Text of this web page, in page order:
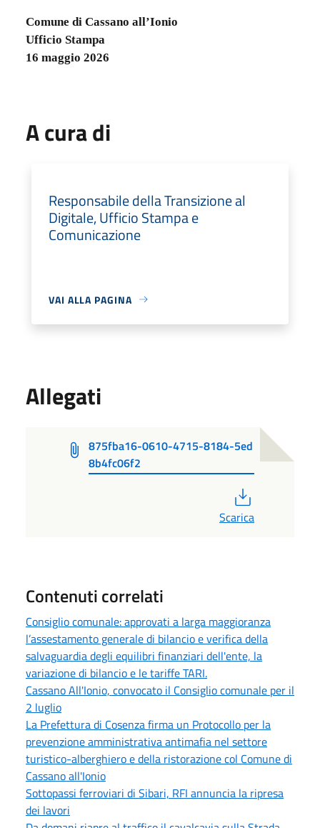
Comune di Cassano all’Ionio
Ufficio Stampa
16 maggio 2026
A cura di
Responsabile della Transizione al
Digitale, Ufficio Stampa e
Comunicazione
VAI ALLA PAGINA
Allegati
875fba16-0610-4715-8184-5ed
8b4fc06f2
Scarica
Contenuti correlati
Consiglio comunale: approvati a larga maggioranza
l’assestamento generale di bilancio e verifica della
salvaguardia degli equilibri finanziari dell'ente, la
variazione di bilancio e le tariffe TARI.
Cassano All'Ionio, convocato il Consiglio comunale per il
2 luglio
La Prefettura di Cosenza firma un Protocollo per la
prevenzione amministrativa antimafia nel settore
turistico-alberghiero e della ristorazione col Comune di
Cassano all'Ionio
Sottopassi ferroviari di Sibari, RFI annuncia la ripresa
dei lavori